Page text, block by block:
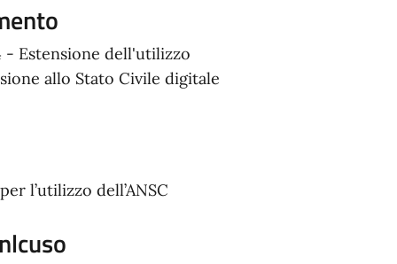
- Estensione dell'utilizzo
allo Stato Civile digitale
l’utilizzo dell’ANSC